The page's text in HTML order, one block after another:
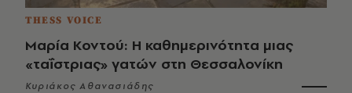
THESS VOICE
Μαρία Κοντού: Η καθημερινότητα μιας
«ταΐστριας» γατών στη Θεσσαλονίκη
Κυριάκος Αθανασιάδης